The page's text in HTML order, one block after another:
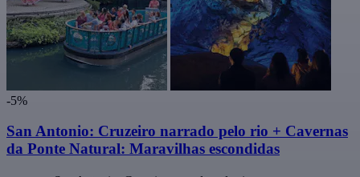
-5%
San Antonio: Cruzeiro narrado pelo rio + Cavernas
da Ponte Natural: Maravilhas escondidas